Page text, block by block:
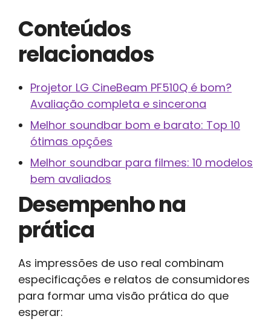
Conteúdos
relacionados
Projetor LG CineBeam PF510Q é bom?
Avaliação completa e sincerona
Melhor soundbar bom e barato: Top 10
ótimas opções
Melhor soundbar para filmes: 10 modelos
bem avaliados
Desempenho na
prática
As impressões de uso real combinam
especificações e relatos de consumidores
para formar uma visão prática do que
esperar: